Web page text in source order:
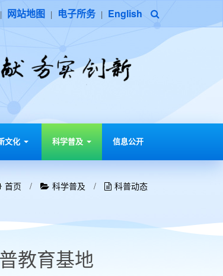
| 网站地图 | 电子所务 | English
文化 科学普及 信息公开
首页 / 科学普及 / 科普动态
教育基地